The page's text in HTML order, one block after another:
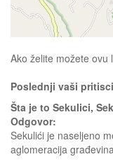
Ako želite možete ovu
Poslednji vaši
Šta je to Sekulici,
Odgovor:
Sekulići je naseljeno
aglomeracija